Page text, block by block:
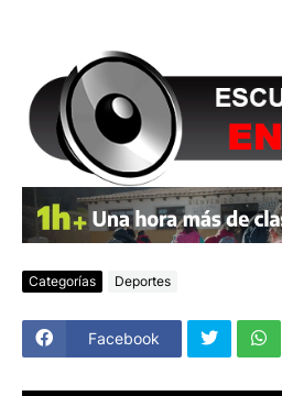
Categorías Deportes
Facebook